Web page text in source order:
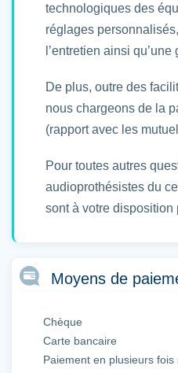
technologiques des
réglages
l’entretien ainsi
De plus, outre des
nous chargeons de la
(rapport avec les
Pour toutes autres
audioprothésistes du
sont à votre disposition
Moyens de
Chèque
Carte bancaire
Paiement en plusieurs fois